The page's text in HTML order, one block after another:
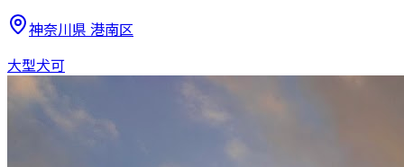
神奈川県 港南区
大型犬可